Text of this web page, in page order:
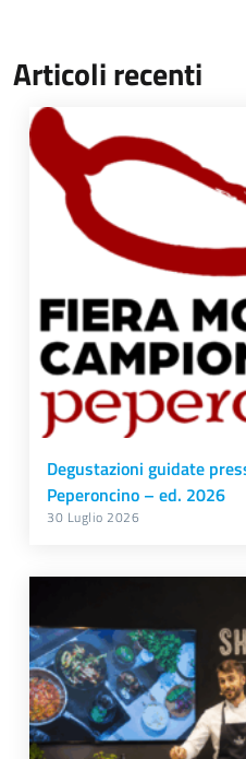
Articoli recenti
Degustazioni guidate
Peperoncino – ed. 2026
30 Luglio 2026